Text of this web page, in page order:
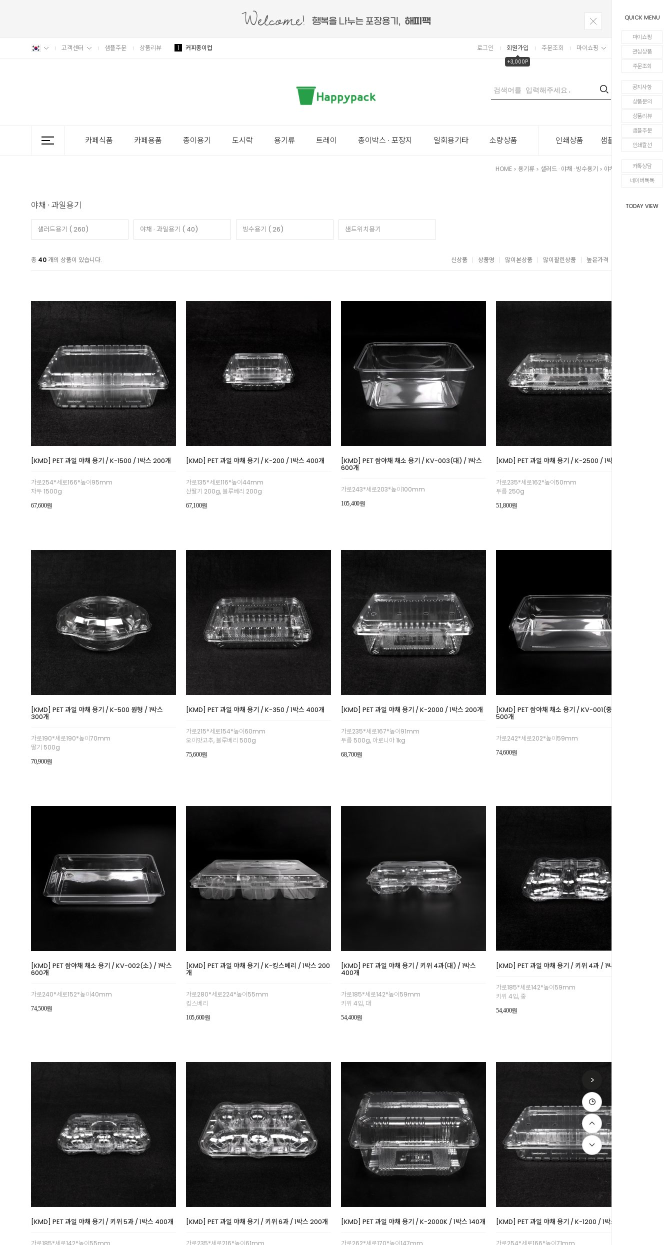
QUICK MENU
마이쇼핑
관심상품
주문조회
공지사항
상품문의
상품리뷰
샘플주문
인쇄칼선
카톡상담
네이버톡톡
TODAY VIEW
고객센터 샘플주문 상품리뷰 1 커피종이컵 로그인 회원가입
+3,000P
주문조회 마이쇼핑 장바구니
0
카페식품 카페용품 종이용기 도시락 용기류 트레이 종이박스 · 포장지 일회용기타 소량상품 인쇄상품 샘플주문
HOME > 용기류 > 샐러드 · 야채 · 빙수용기 > 야채 · 과일용기
야채 · 과일용기
샐러드용기 ( 260) 야채 · 과일용기 ( 40) 빙수용기 ( 26) 샌드위치용기
총 40개의 상품이 있습니다. 신상품 상품명 많이본상품 많이팔린상품 높은가격
[KMD] PET 과일 야채 용기 / K-1500 / 1박스 200개
가로254*세로166*높이95mm
자두 1500g
67,600원
[KMD] PET 과일 야채 용기 / K-200 / 1박스 400개
가로135*세로116*높이44mm
산딸기 200g, 블루베리 200g
67,100원
[KMD] PET 쌈야채 채소 용기 / KV-003(대) / 1박스
600개
가로243*세로203*높이100mm
105,400원
[KMD] PET 과일 야채 용기 / K-2500 / 1박스 200개
가로235*세로162*높이50mm
두릅 250g
51,800원
[KMD] PET 과일 야채 용기 / K-500 원형 / 1박스
300개
가로190*세로190*높이70mm
딸기 500g
70,900원
[KMD] PET 과일 야채 용기 / K-350 / 1박스 400개
가로215*세로154*높이60mm
오이맛고추, 블루베리 500g
75,600원
[KMD] PET 과일 야채 용기 / K-2000 / 1박스 200개
가로235*세로167*높이91mm
두릅 500g, 아로니아 1kg
68,700원
[KMD] PET 쌈야채 채소 용기 / KV-001(중) / 1박스
500개
가로242*세로202*높이59mm
74,600원
[KMD] PET 쌈야채 채소 용기 / KV-002(소) / 1박스
600개
가로240*세로152*높이40mm
74,500원
[KMD] PET 과일 야채 용기 / K-킹스베리 / 1박스 200
개
가로280*세로224*높이55mm
킹스베리
105,600원
[KMD] PET 과일 야채 용기 / 키위 4과(대) / 1박스
400개
가로185*세로142*높이59mm
키위 4입, 대
54,400원
[KMD] PET 과일 야채 용기 / 키위 4과 / 1박스 400개
가로185*세로142*높이59mm
키위 4입, 중
54,400원
[KMD] PET 과일 야채 용기 / 키위 5과 / 1박스 400개
가로185*세로142*높이55mm
[KMD] PET 과일 야채 용기 / 키위 6과 / 1박스 200개
가로235*세로216*높이61mm
[KMD] PET 과일 야채 용기 / K-2000K / 1박스 140개
가로262*세로170*높이147mm
[KMD] PET 과일 야채 용기 / K-1200 / 1박스 200개
가로254*세로166*높이71mm